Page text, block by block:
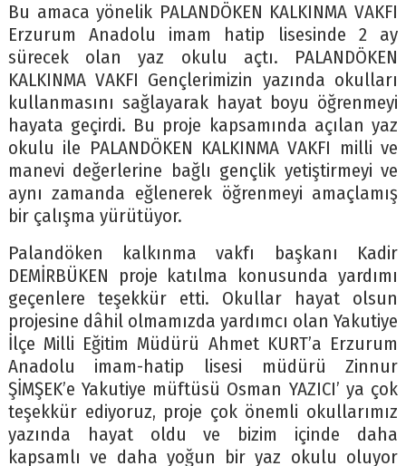
Bu amaca yönelik PALANDÖKEN KALKINMA VAKFI
Erzurum Anadolu imam hatip lisesinde 2 ay
sürecek olan yaz okulu açtı. PALANDÖKEN
KALKINMA VAKFI Gençlerimizin yazında okulları
kullanmasını sağlayarak hayat boyu öğrenmeyi
hayata geçirdi. Bu proje kapsamında açılan yaz
okulu ile PALANDÖKEN KALKINMA VAKFI milli ve
manevi değerlerine bağlı gençlik yetiştirmeyi ve
aynı zamanda eğlenerek öğrenmeyi amaçlamış
bir çalışma yürütüyor.
Palandöken kalkınma vakfı başkanı Kadir
DEMİRBÜKEN proje katılma konusunda yardımı
geçenlere teşekkür etti. Okullar hayat olsun
projesine dâhil olmamızda yardımcı olan Yakutiye
İlçe Milli Eğitim Müdürü Ahmet KURT’a Erzurum
Anadolu imam-hatip lisesi müdürü Zinnur
ŞİMŞEK’e Yakutiye müftüsü Osman YAZICI’ ya çok
teşekkür ediyoruz, proje çok önemli okullarımız
yazında hayat oldu ve bizim içinde daha
kapsamlı ve daha yoğun bir yaz okulu oluyor